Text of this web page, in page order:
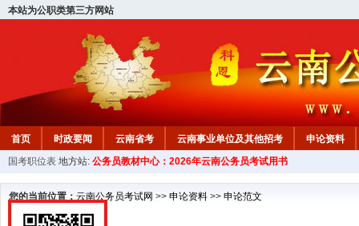
本站为公职类第三方网站
首页 时政要闻 云南省考 云南事业单位及其他招考
申论资料
国考职位表 地方站: 公务员教材中心：2026年云南公务员考试用书
您的当前位置： 云南公务员考试网 >> 申论资料 >> 申论范文